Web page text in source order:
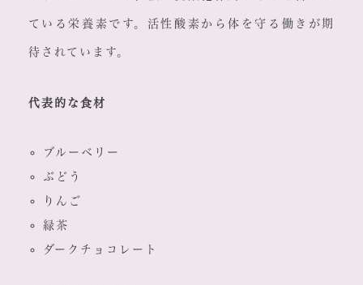
ている栄養素です。活性酸素から体を守る働きが期
待されています。
代表的な食材
ブルーベリー
ぶどう
りんご
緑茶
ダークチョコレート